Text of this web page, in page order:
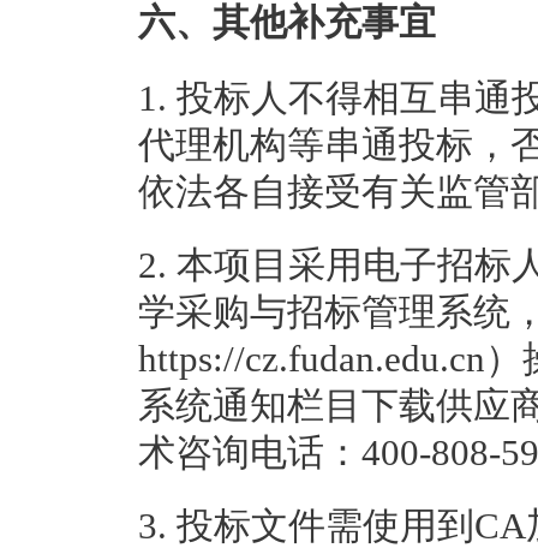
六、其他补充事宜
1. 投标人不得相互串通
代理机构等串通投标，
依法各自接受有关监管
2. 本项目采用电子招标
学采购与招标管理系统
https://cz.fudan.edu.cn
系统通知栏目下载供应
术咨询电话：400-808-
3. 投标文件需使用到